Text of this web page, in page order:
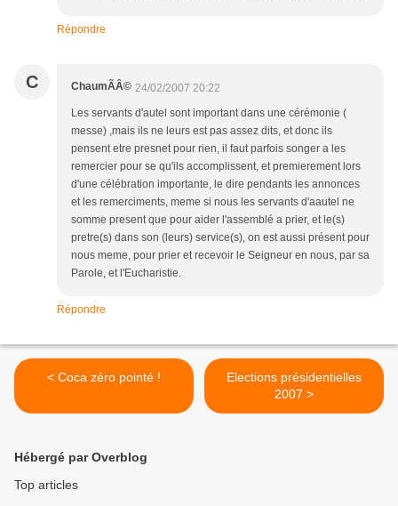
Répondre
C ChaumÃÂ© 24/02/2007 20:22
Les servants d'autel sont important dans une cérémonie (
messe) ,mais ils ne leurs est pas assez dits, et donc ils
pensent etre presnet pour rien, il faut parfois songer a les
remercier pour se qu'ils accomplissent, et premierement lors
d'une célébration importante, le dire pendants les annonces
et les remerciments, meme si nous les servants d'aautel ne
somme present que pour aider l'assemblé a prier, et le(s)
pretre(s) dans son (leurs) service(s), on est aussi présent pour
nous meme, pour prier et recevoir le Seigneur en nous, par sa
Parole, et l'Eucharistie.
Répondre
< Coca zéro pointé !
Elections présidentielles
2007 >
Hébergé par Overblog
Top articles